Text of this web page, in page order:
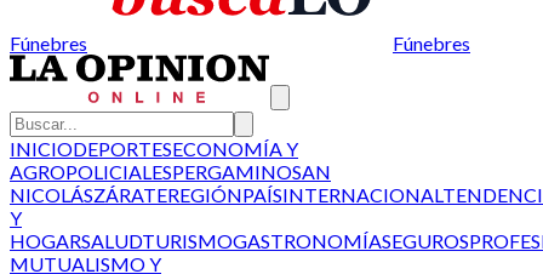
Fúnebres Fúnebres
INICIODEPORTESECONOMÍA Y
AGROPOLICIALESPERGAMINOSAN
NICOLÁSZÁRATEREGIÓNPAÍSINTERNACIONAL
Y
HOGARSALUDTURISMOGASTRONOMÍASEGUROS
MUTUALISMO Y